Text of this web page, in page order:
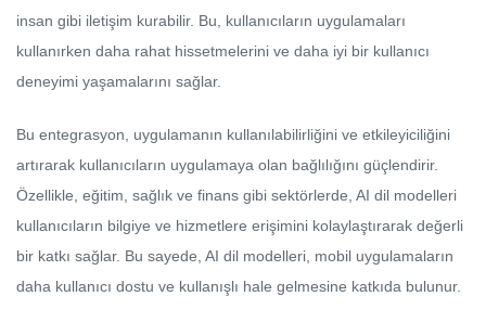
insan gibi iletişim kurabilir. Bu, kullanıcıların uygulamaları
kullanırken daha rahat hissetmelerini ve daha iyi bir kullanıcı
deneyimi yaşamalarını sağlar.
Bu entegrasyon, uygulamanın kullanılabilirliğini ve etkileyiciliğini
artırarak kullanıcıların uygulamaya olan bağlılığını güçlendirir.
Özellikle, eğitim, sağlık ve finans gibi sektörlerde, AI dil modelleri
kullanıcıların bilgiye ve hizmetlere erişimini kolaylaştırarak değerli
bir katkı sağlar. Bu sayede, AI dil modelleri, mobil uygulamaların
daha kullanıcı dostu ve kullanışlı hale gelmesine katkıda bulunur.